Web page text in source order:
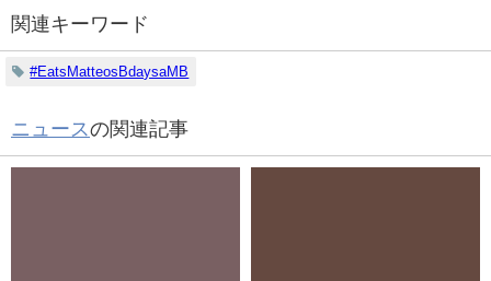
関連キーワード
#EatsMatteosBdaysaMB
ニュースの関連記事